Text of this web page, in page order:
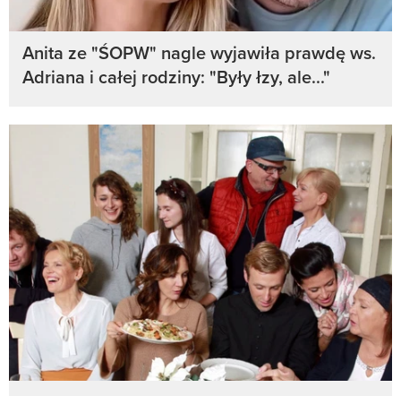
Anita ze "ŚOPW" nagle wyjawiła prawdę ws.
Adriana i całej rodziny: "Były łzy, ale..."